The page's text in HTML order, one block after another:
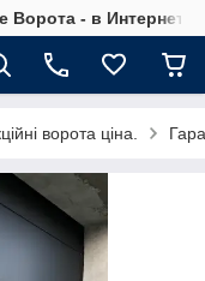
- в Интернет
ворота ціна.